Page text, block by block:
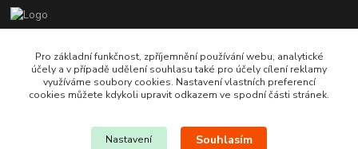
+420 380 830 198
wokas.online@yahoo.cz
Pro základní funkčnost, zpříjemnění používání webu, analytické
účely a v případě udělení souhlasu také pro účely cílení reklamy
využíváme soubory cookies. Nastavení vlastních preferencí
cookies můžete kdykoli upravit odkazem ve spodní části stránek.
Nastavení Souhlasím